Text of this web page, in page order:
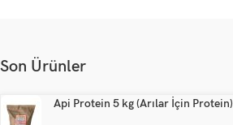
Son Ürünler
Api Protein 5 kg (Arılar İçin Protein)